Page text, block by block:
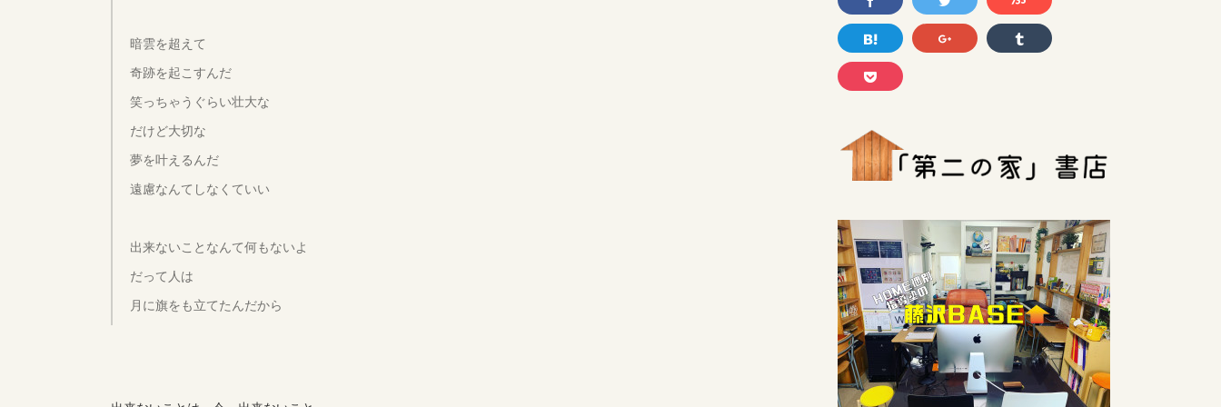
暗雲を超えて
奇跡を起こすんだ
笑っちゃうぐらい壮大な
だけど大切な
夢を叶えるんだ
遠慮なんてしなくていい
出来ないことなんて何もないよ
だって人は
月に旗をも立てたんだから